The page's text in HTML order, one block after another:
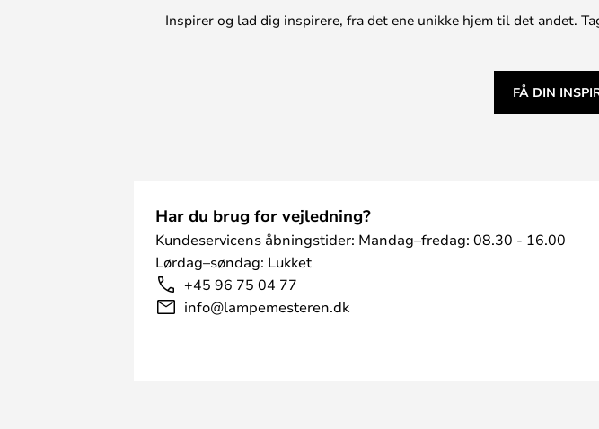
Inspirer og lad dig inspirere, fra det ene unikke hjem til det andet.
FÅ DIN
Har du brug for vejledning?
Kundeservicens åbningstider: Mandag–fredag: 08.30 - 16.00
Lørdag–søndag: Lukket
+45 96 75 04 77
info@lampemesteren.dk